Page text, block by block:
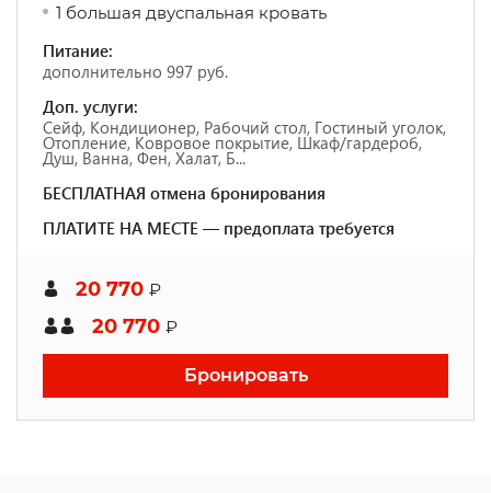
1 большая двуспальная кровать
Питание:
дополнительно 997 руб.
Доп. услуги:
Сейф, Кондиционер, Рабочий стол, Гостиный уголок,
Отопление, Ковровое покрытие, Шкаф/гардероб,
Душ, Ванна, Фен, Халат, Б...
БЕСПЛАТНАЯ отмена бронирования
ПЛАТИТЕ НА МЕСТЕ — предоплата требуется
20 770 ₽
20 770 ₽
Бронировать